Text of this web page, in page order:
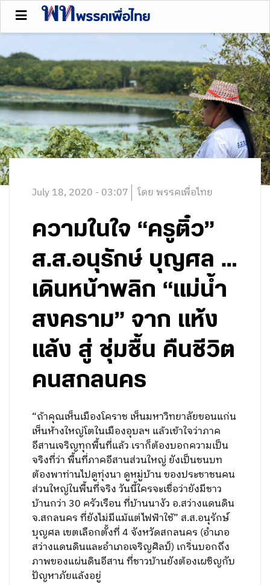
July 18, 2020 - 03:07 โดย พรรคเพื่อไทย
ความในใจ “ครูติ๋ว”
ส.ส.อนุรักษ์ บุญศล …
เดินหน้าพลิก “แม่น้ำ
สงคราม” จาก แห้ง
แล้ง สู่ ชุ่มชื้น คืนชีวิต
คนสกลนคร
“ถ้าคุณเห็นเมืองโคราช เห็นมหาวิทยาลัยขอนแก่น
เห็นห้างใหญ่โตในเมืองอุบลฯ แล้วเข้าใจว่าภาค
อีสานเจริญทุกพื้นที่แล้ว เราก็ต้องบอกความเป็น
จริงที่ว่า พื้นที่ภาคอีสานส่วนใหญ่ ยังเป็นชนบท
ต้องพาท่านไปดูทุ่งนา ดูหมู่บ้าน ของประชาชนคน
ส่วนใหญ่ในพื้นที่จริง วันนี้ใครจะเชื่อว่ายังมีชาว
บ้านกว่า 30 ครัวเรือน ที่บ้านนางัว อ.สว่างแดนดิน
จ.สกลนคร ที่ยังไม่มีแม้แต่ไฟฟ้าใช้” ส.ส.อนุรักษ์
บุญศล เขตเลือกตั้งที่ 4 จังหวัดสกลนคร (อำเภอ
สว่างแดนดินและอำเภอเจริญศิลป์) เกริ่นบอกถึง
ภาพของแผ่นดินอีสาน ที่ชาวบ้านยังต้องเผชิญกับ
ปัญหาภัยแล้งอยู่